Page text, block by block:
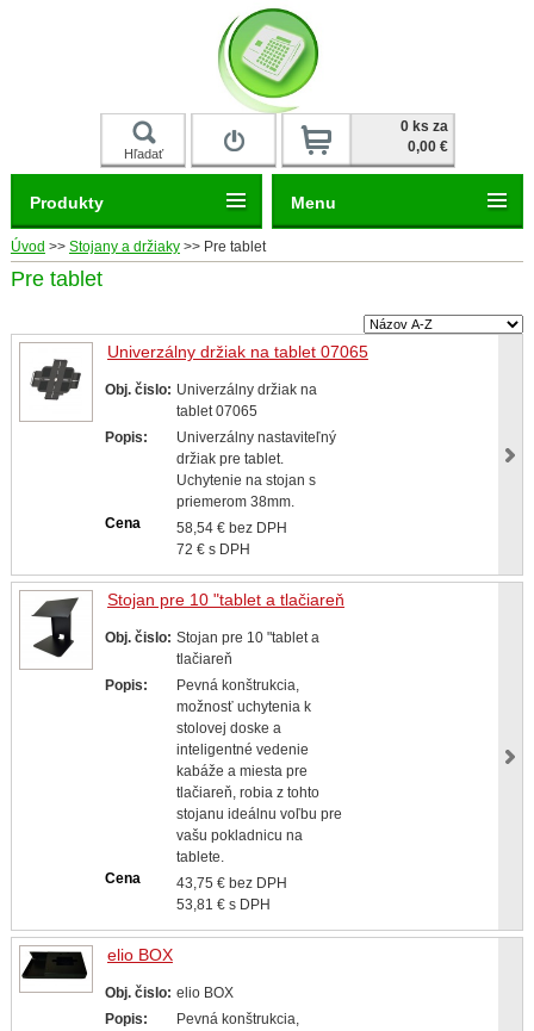
Hľadať
0 ks za
0,00 €
Úvod >> Stojany a držiaky >> Pre tablet
Pre tablet
Univerzálny držiak na tablet 07065
Obj. čislo: Univerzálny držiak na
tablet 07065
Popis:
Univerzálny nastaviteľný
držiak pre tablet.
Uchytenie na stojan s
priemerom 38mm.
Cena
58,54 € bez DPH
72 € s DPH
Stojan pre 10 "tablet a tlačiareň
Obj. čislo: Stojan pre 10 "tablet a
tlačiareň
Popis:
Pevná konštrukcia,
možnosť uchytenia k
stolovej doske a
inteligentné vedenie
kabáže a miesta pre
tlačiareň, robia z tohto
stojanu ideálnu voľbu pre
vašu pokladnicu na
tablete.
Cena
43,75 € bez DPH
53,81 € s DPH
elio BOX
Obj. čislo: elio BOX
Popis:
Pevná konštrukcia,
Produkty Menu